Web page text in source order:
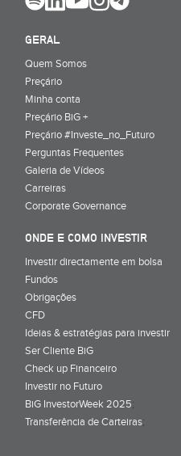
GERAL
Quem Somos
Preçário
Minha conta
Preçário BiG +
Preçário #Investe_no_Futuro
Perguntas Frequentes
Galeria de Vídeos
Carreiras
Corporate Governance
ONDE E COMO INVESTIR
Investir directamente em bolsa
Fundos
Obrigações
CFD
Ideias & estratégias para investir
Ser Cliente BiG
Check up Financeiro
Investir no Futuro
BiG InvestorWeek 2025;
Transferência de Carteiras;